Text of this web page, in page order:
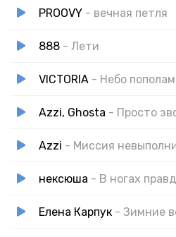
PROOVY - вечная петля
888 - Лети
VICTORIA - Небо
Azzi, Ghosta - Просто
Azzi - Миссия
нексюша - В ногах
Елена Карпук - Зимние